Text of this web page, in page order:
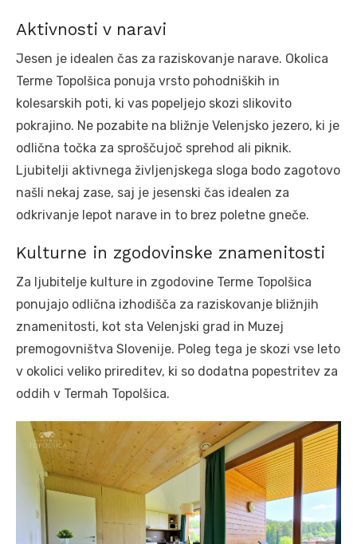
Aktivnosti v naravi
Jesen je idealen čas za raziskovanje narave. Okolica
Terme Topolšica ponuja vrsto pohodniških in
kolesarskih poti, ki vas popeljejo skozi slikovito
pokrajino. Ne pozabite na bližnje Velenjsko jezero, ki je
odlična točka za sproščujoč sprehod ali piknik.
Ljubitelji aktivnega življenjskega sloga bodo zagotovo
našli nekaj zase, saj je jesenski čas idealen za
odkrivanje lepot narave in to brez poletne gneče.
Kulturne in zgodovinske znamenitosti
Za ljubitelje kulture in zgodovine Terme Topolšica
ponujajo odlična izhodišča za raziskovanje bližnjih
znamenitosti, kot sta Velenjski grad in Muzej
premogovništva Slovenije. Poleg tega je skozi vse leto
v okolici veliko prireditev, ki so dodatna popestritev za
oddih v Termah Topolšica.